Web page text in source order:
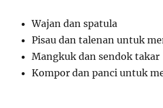
Wajan dan spatula
Pisau dan talenan untuk
Mangkuk dan sendok takar
Kompor dan panci untuk